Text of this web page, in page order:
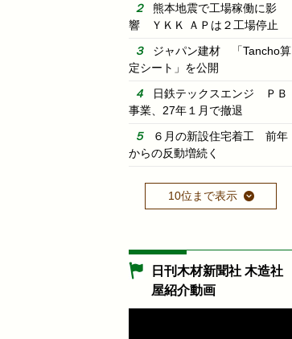
熊本地震で工場稼働に影
響 ＹＫＫ ＡＰは２工場停止
ジャパン建材 「Tancho算
定シート」を公開
日鉄テックスエンジ ＰＢ
事業、27年１月で撤退
６月の新設住宅着工 前年
からの反動増続く
10位まで表示
日刊木材新聞社 木造社
屋紹介動画